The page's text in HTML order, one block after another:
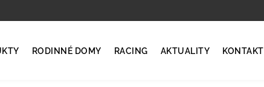
RODINNÉ DOMY RACING AKTUALITY KONTAKT